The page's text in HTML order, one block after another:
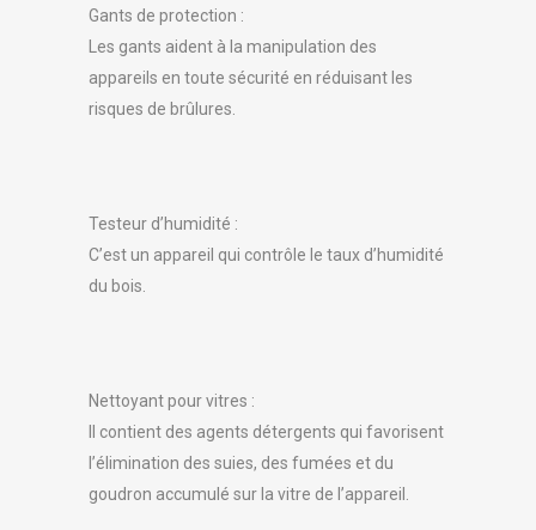
Gants de protection :
Les gants aident à la manipulation des
appareils en toute sécurité en réduisant les
risques de brûlures.
Testeur d’humidité :
C’est un appareil qui contrôle le taux d’humidité
du bois.
Nettoyant pour vitres :
Il contient des agents détergents qui favorisent
l’élimination des suies, des fumées et du
goudron accumulé sur la vitre de l’appareil.